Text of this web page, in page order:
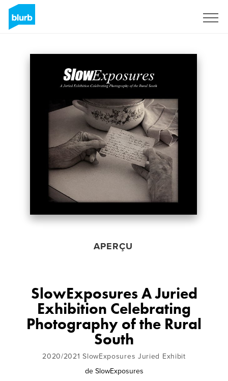
APERÇU
SlowExposures A Juried
Exhibition Celebrating
Photography of the Rural
South
2020/2021 SlowExposures Juried Exhibit
de SlowExposures